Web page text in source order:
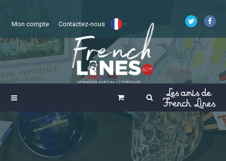
Mon compte Contactez-nous